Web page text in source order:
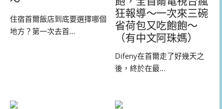
住宿首爾飯店到底要選擇哪個
地方？第一次去首...
狂報導～一次來三碗
省荷包又吃飽飽～
（有中文阿珠媽）
Difeny在首爾走了好幾天之
後，終於在最...